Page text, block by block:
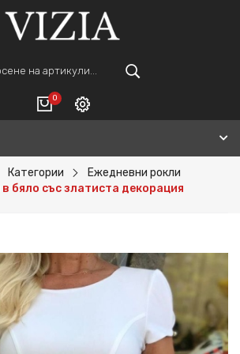
0
КОЛИЧКА Е ПРАЗНА.
ПОРЪЧАЙ
Регистрация
Категории
Ежедневни рокли
в бяло със златиста декорация